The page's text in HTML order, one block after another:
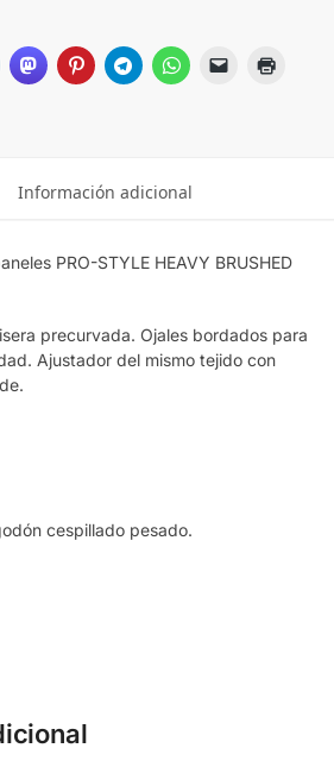
Información adicional
PRO-STYLE HEAVY BRUSHED
precurvada. Ojales bordados para
Ajustador del mismo tejido con
cespillado pesado.